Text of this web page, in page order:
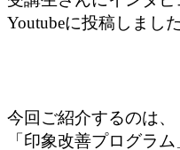
Youtubeに投稿しました
今回ご紹介するのは、
「印象改善プログラム